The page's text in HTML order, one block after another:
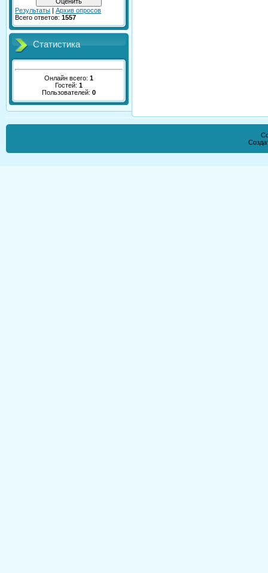
Результаты | Архив опросов
Всего ответов: 1557
Статистика
Онлайн всего: 1
Гостей: 1
Пользователей: 0